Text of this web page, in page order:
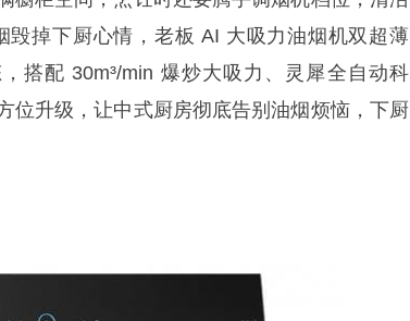
掉下厨心情，老板 AI 大吸力油烟机双超薄
搭配 30m³/min 爆炒大吸力、灵犀全自动科
位升级，让中式厨房彻底告别油烟烦恼，下厨